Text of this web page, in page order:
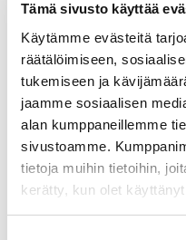
Tämä sivusto käyttää
Käytämme evästeitä
räätälöimiseen,
tukemiseen ja
jaamme sosiaalisen
alan kumppaneillemme
sivustoamme.
tietoja muihin tietoihin,
kerätty, kun olet
27.03.2025 – 28.03.2025
Ilmoittautumisaika 07.10.2024
Lisätietoja
elina.k.ingman@evl.fi
Tulevia
PT 4 Kirkon usko, tunnustus